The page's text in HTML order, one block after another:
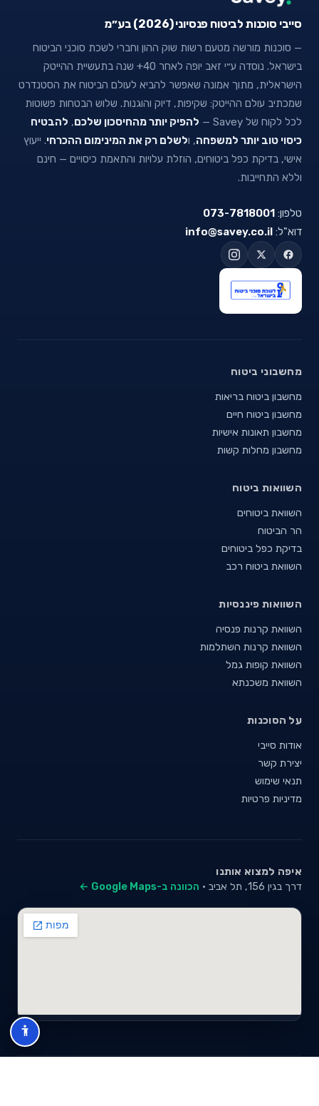
סייבי סוכנות לביטוח פנסיוני (2026) בע״מ
— סוכנות מורשה מטעם רשות שוק ההון וחברי לשכת סוכני הביטוח
בישראל. נוסדה ע״י זאב יופה לאחר 40+ שנה בתעשיית ההייטק
הישראלית, מתוך אמונה שאפשר להביא לעולם הביטוח את הסטנדרט
שמכתיב עולם ההייטק: שקיפות, דיוק והוגנות. שלוש הבטחות פשוטות
לכל לקוח של Savey —
להפיק יותר מהחיסכון שלכם, להבטיח
כיסוי טוב יותר למשפחה, ולשלם רק את המינימום ההכרחי. ייעוץ
אישי, בדיקת כפל ביטוחים, הוזלת עלויות והתאמת כיסויים — חינם
וללא התחייבות.
טלפון: 073-7818001
דוא"ל: info@savey.co.il
מחשבוני ביטוח
מחשבון ביטוח בריאות
מחשבון ביטוח חיים
מחשבון תאונות אישיות
מחשבון מחלות קשות
השוואות ביטוח
השוואת ביטוחים
הר הביטוח
בדיקת כפל ביטוחים
השוואת ביטוח רכב
השוואות פיננסיות
השוואת קרנות פנסיה
השוואת קרנות השתלמות
השוואת קופות גמל
השוואת משכנתא
על הסוכנות
אודות סייבי
יצירת קשר
תנאי שימוש
מדיניות פרטיות
איפה למצוא אותנו
דרך בגין 156, תל אביב · הכוונה ב-Google Maps ←